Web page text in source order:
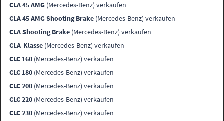
CLA 45 AMG (Mercedes-Benz) verkaufen
CLA 45 AMG Shooting Brake (Mercedes-Benz) verkaufen
CLA Shooting Brake (Mercedes-Benz) verkaufen
CLA-Klasse (Mercedes-Benz) verkaufen
CLC 160 (Mercedes-Benz) verkaufen
CLC 180 (Mercedes-Benz) verkaufen
CLC 200 (Mercedes-Benz) verkaufen
CLC 220 (Mercedes-Benz) verkaufen
CLC 230 (Mercedes-Benz) verkaufen